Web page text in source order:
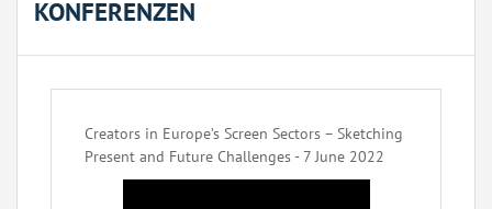
KONFERENZEN
Creators in Europe’s Screen Sectors – Sketching
Present and Future Challenges - 7 June 2022